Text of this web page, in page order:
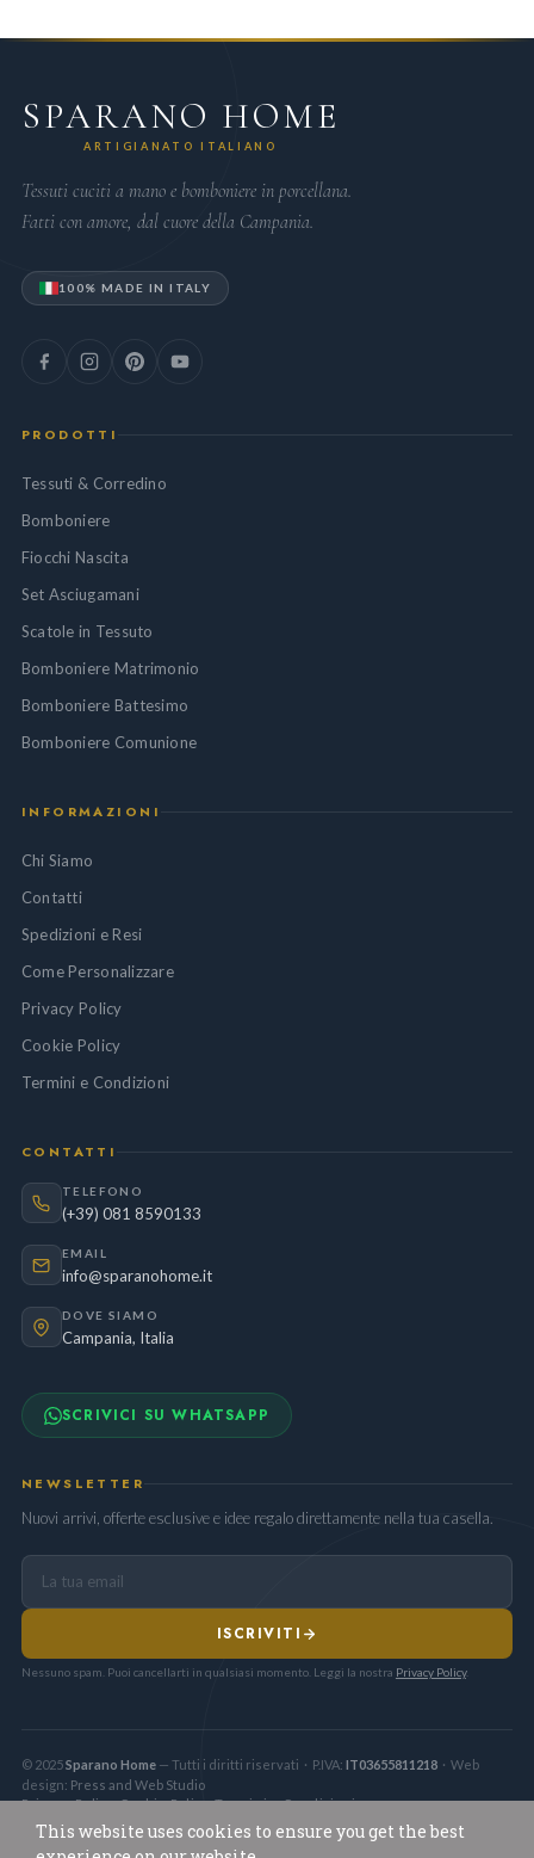
SPARANO HOME
ARTIGIANATO ITALIANO
Tessuti cuciti a mano e bomboniere in porcellana.
Fatti con amore, dal cuore della Campania.
100% MADE IN ITALY
PRODOTTI
Tessuti & Corredino
Bomboniere
Fiocchi Nascita
Set Asciugamani
Scatole in Tessuto
Bomboniere Matrimonio
Bomboniere Battesimo
Bomboniere Comunione
INFORMAZIONI
Chi Siamo
Contatti
Spedizioni e Resi
Come Personalizzare
Privacy Policy
Cookie Policy
Termini e Condizioni
CONTATTI
TELEFONO
(+39) 081 8590133
EMAIL
info@sparanohome.it
DOVE SIAMO
Campania, Italia
SCRIVICI SU WHATSAPP
NEWSLETTER
Nuovi arrivi, offerte esclusive e idee regalo direttamente nella tua casella.
ISCRIVITI
Nessuno spam. Puoi cancellarti in qualsiasi momento. Leggi la nostra Privacy Policy.
© 2025Sparano Home— Tutti i diritti riservati · P.IVA: IT03655811218· Web
design: Press and Web Studio
Privacy Policy·Cookie Policy·Termini e Condizioni
This website uses cookies to ensure you get the best